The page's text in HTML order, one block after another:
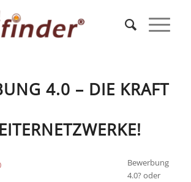
4.0 – DIE KRAFT
Bewerbung
4.0? oder